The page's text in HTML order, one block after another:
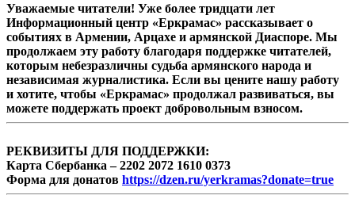
Уважаемые читатели! Уже более тридцати лет
Информационный центр «Еркрамас» рассказывает о
событиях в Армении, Арцахе и армянской Диаспоре. Мы
продолжаем эту работу благодаря поддержке читателей,
которым небезразличны судьба армянского народа и
независимая журналистика. Если вы цените нашу работу
и хотите, чтобы «Еркрамас» продолжал развиваться, вы
можете поддержать проект добровольным взносом.
РЕКВИЗИТЫ ДЛЯ ПОДДЕРЖКИ:
Карта Сбербанка – 2202 2072 1610 0373
Форма для донатов https://dzen.ru/yerkramas?donate=true